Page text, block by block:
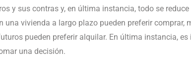
y sus contras y, en última instancia, todo se
una vivienda a largo plazo pueden preferir comprar,
pueden preferir alquilar. En última instancia,
una decisión.